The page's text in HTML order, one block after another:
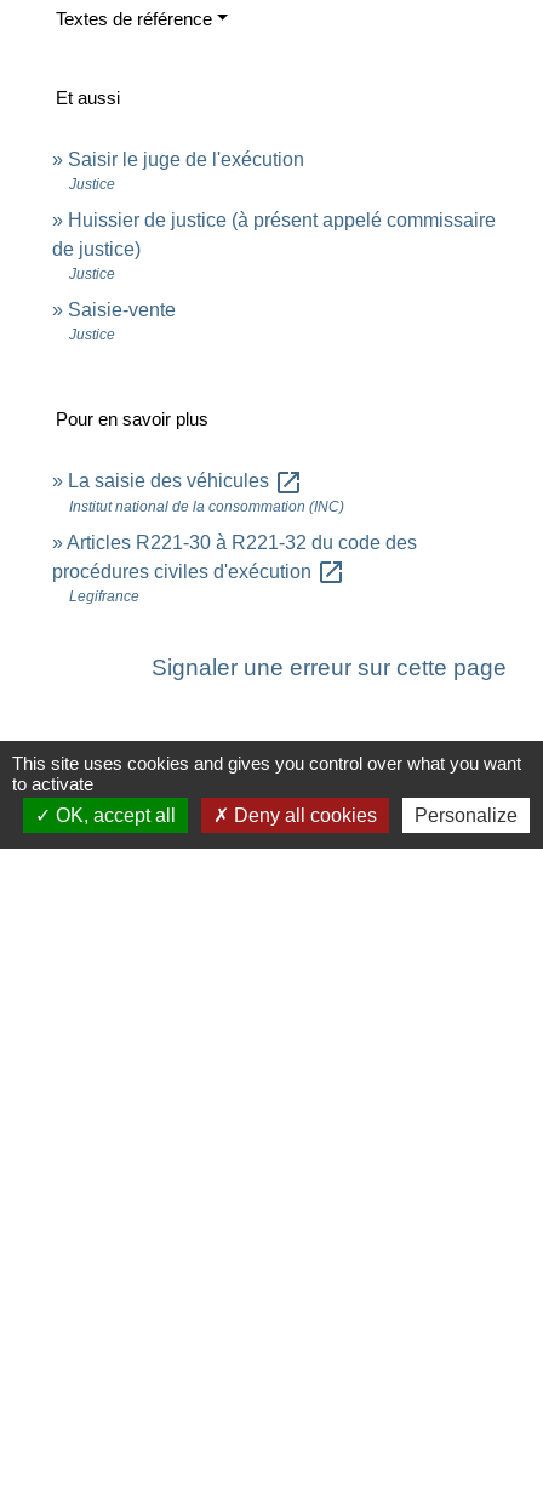
Textes de référence
Et aussi
Saisir le juge de l'exécution
Justice
Huissier de justice (à présent appelé commissaire
de justice)
Justice
Saisie-vente
Justice
Pour en savoir plus
La saisie des véhicules open_in_new
Institut national de la consommation (INC)
Articles R221-30 à R221-32 du code des
procédures civiles d'exécution open_in_new
Legifrance
Signaler une erreur sur cette page
Contacts
Commune de Saint-Ouen-d'Aunis
This site uses cookies and gives you control over what you want
to activate
OK, accept all
Deny all cookies Personalize